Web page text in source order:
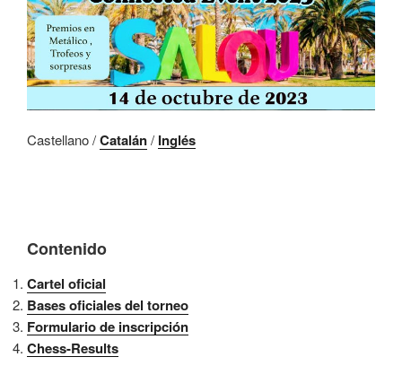
Castellano /Catalán/ Inglés
Contenido
Cartel oficial
Bases oficiales del torneo
Formulario de inscripción
Chess-Results